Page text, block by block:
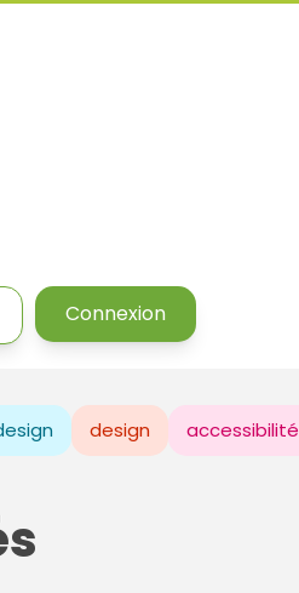
Connexion
design accessibilité